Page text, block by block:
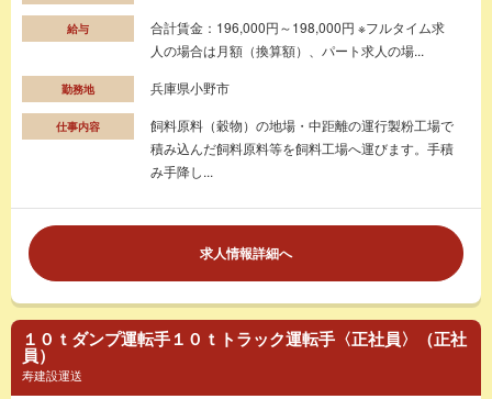
給与
合計賃金：196,000円～198,000円 ※フルタイム求
人の場合は月額（換算額）、パート求人の場...
勤務地 兵庫県小野市
仕事内容
飼料原料（穀物）の地場・中距離の運行製粉工場で
積み込んだ飼料原料等を飼料工場へ運びます。手積
み手降し...
求人情報詳細へ
１０ｔダンプ運転手１０ｔトラック運転手〈正社員〉（正社
員）
寿建設運送